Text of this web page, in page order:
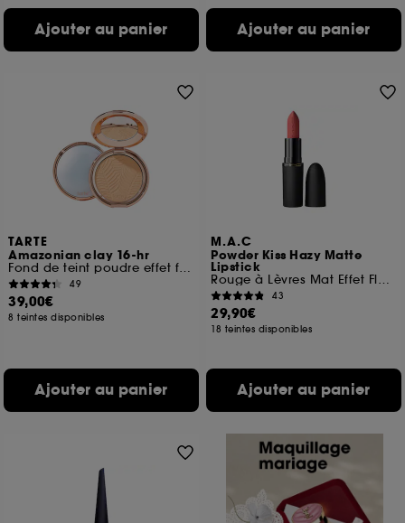
Ajouter au panier Ajouter au panier
TARTE
Amazonian clay 16-hr
Fond de teint poudre effet flouté
49
39,00€
8 teintes disponibles
Ajouter au panier
M.A.C
Powder Kiss Hazy Matte
Lipstick
Rouge à Lèvres Mat Effet Flouté
43
29,90€
18 teintes disponibles
Ajouter au panier